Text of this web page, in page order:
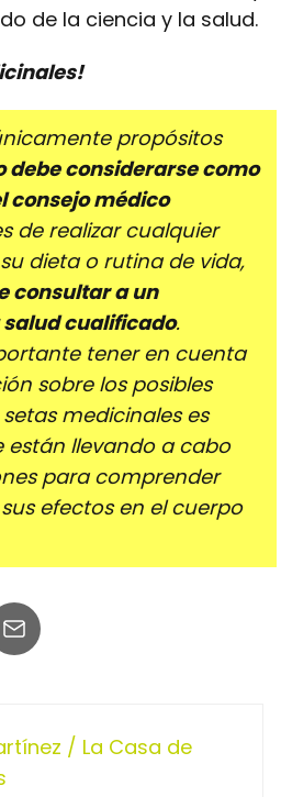
de la ciencia y la salud.
propósitos
debe considerarse como
consejo médico
de realizar cualquier
dieta o rutina de vida,
consultar a un
cualificado.
tener en cuenta
sobre los posibles
medicinales es
están llevando a cabo
para comprender
efectos en el cuerpo
/ La Casa de